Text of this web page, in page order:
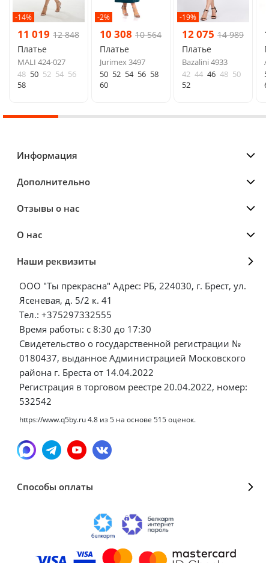
-14%
11 019 12 848
Платье
MALI 424-027
48 50 52 54 56
58
-2%
10 308 10 564
Платье
Jurimex 3497
50 52 54 56 58
60
-19%
12 075 14 989
Платье
Bazalini 4933
42 44 46 48 50
52
Информация
Дополнительно
Отзывы о нас
О нас
Наши реквизиты
ООО "Ты прекрасна" Адрес: РБ, 224030, г. Брест, ул.
Ясеневая, д. 5/2 к. 41
Тел.: +375297332555
Время работы: с 8:30 до 17:30
Свидетельство о государственной регистрации №
0180437, выданное Администрацией Московского
района г. Бреста от 14.04.2022
Регистрация в торговом реестре 20.04.2022, номер:
532542
https://www.q5by.ru4.8 из5 на основе 515оценок.
Способы оплаты